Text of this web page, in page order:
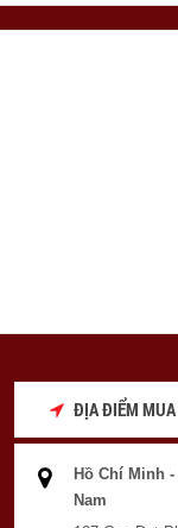
ĐỊA ĐIỂM MUA
Hồ Chí Minh
Nam